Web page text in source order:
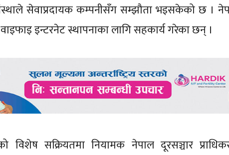
सेवाप्रदायक कम्पनीसँग सम्झौता भइसकेको छ ।
इन्टरनेट स्थापनाका लागि सहकार्य गरेका छन् ।
विशेष सक्रियतमा नियामक नेपाल दूरसञ्चार